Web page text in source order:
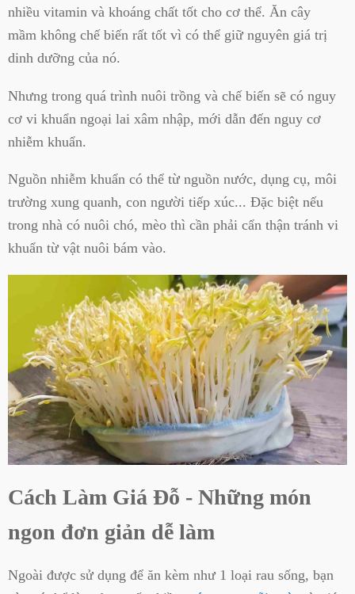
nhiều vitamin và khoáng chất tốt cho cơ thể. Ăn cây
mầm không chế biến rất tốt vì có thể giữ nguyên giá trị
dinh dưỡng của nó.
Nhưng trong quá trình nuôi trồng và chế biến sẽ có nguy
cơ vi khuẩn ngoại lai xâm nhập, mới dẫn đến nguy cơ
nhiễm khuẩn.
Nguồn nhiễm khuẩn có thể từ nguồn nước, dụng cụ, môi
trường xung quanh, con người tiếp xúc... Đặc biệt nếu
trong nhà có nuôi chó, mèo thì cần phải cẩn thận tránh vi
khuẩn từ vật nuôi bám vào.
Cách Làm Giá Đỗ - Những món
ngon đơn giản dễ làm
Ngoài được sử dụng để ăn kèm như 1 loại rau sống, bạn